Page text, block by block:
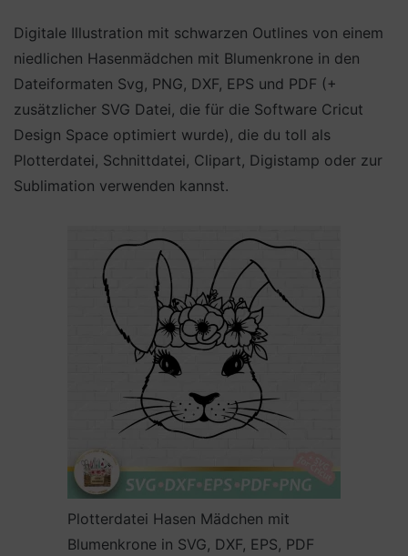
Digitale Illustration mit schwarzen Outlines von einem
niedlichen Hasenmädchen mit Blumenkrone in den
Dateiformaten Svg, PNG, DXF, EPS und PDF (+
zusätzlicher SVG Datei, die für die Software Cricut
Design Space optimiert wurde), die du toll als
Plotterdatei, Schnittdatei, Clipart, Digistamp oder zur
Sublimation verwenden kannst.
Plotterdatei Hasen Mädchen mit
Blumenkrone in SVG, DXF, EPS, PDF